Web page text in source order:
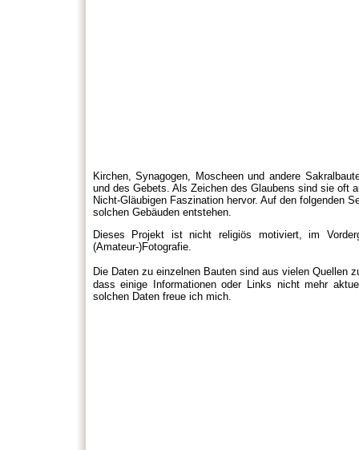
Kirchen, Synagogen, Moscheen und andere
und des Gebets. Als Zeichen des Glaubens sind sie oft
Nicht-Gläubigen Faszination hervor. Auf den folgenden
solchen Gebäuden entstehen.
Dieses Projekt ist nicht religiös motiviert, im
(Amateur-)Fotografie.
Die Daten zu einzelnen Bauten sind aus vielen Quellen
dass einige Informationen oder Links nicht mehr
solchen Daten freue ich mich.